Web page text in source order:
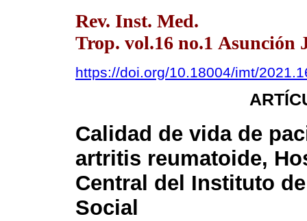
Rev. Inst. Med.
Trop. vol.16 no.1 Asunción
https://doi.org/10.18004/imt/
Calidad de vida de
artritis reumatoide,
Central del Instituto
Social